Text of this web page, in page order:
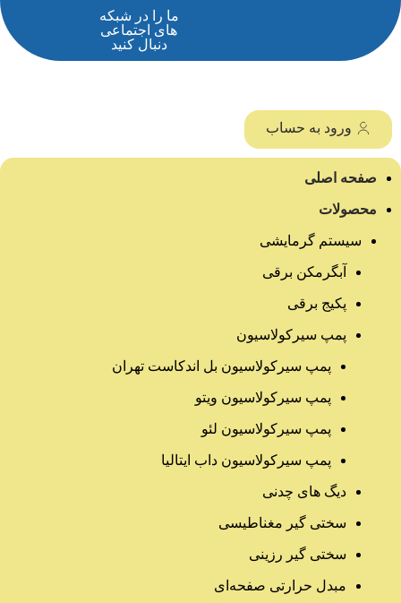
ما را در شبکه
های اجتماعی
دنبال کنید
ورود به حساب
صفحه اصلی
محصولات
سیستم گرمایشی
آبگرمکن برقی
پکیج برقی
پمپ سیرکولاسیون
پمپ سیرکولاسیون بل اندکاست تهران
پمپ سیرکولاسیون ویتو
پمپ سیرکولاسیون لئو
پمپ سیرکولاسیون داب ایتالیا
دیگ های چدنی
سختی گیر مغناطیسی
سختی گیر رزینی
مبدل حرارتی صفحه‌ای